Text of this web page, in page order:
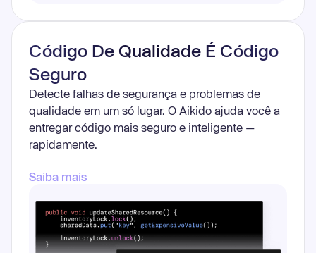
Código De Qualidade É Código
Seguro
Detecte falhas de segurança e problemas de
qualidade em um só lugar. O Aikido ajuda você a
entregar código mais seguro e inteligente —
rapidamente.
Saiba mais